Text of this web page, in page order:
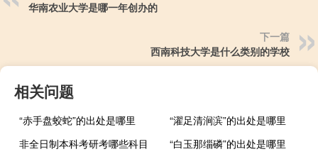
华南农业大学是哪一年创办的
下一篇
西南科技大学是什么类别的学校
相关问题
“赤手盘蛟蛇”的出处是哪里
“濯足清涧滨”的出处是哪里
非全日制本科考研考哪些科目
“白玉那缁磷”的出处是哪里